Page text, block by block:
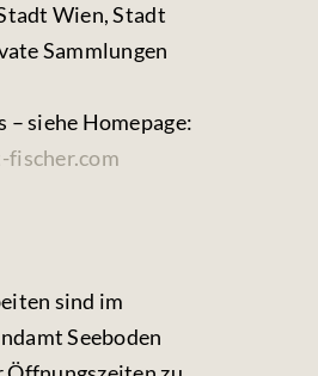
Wien, Stadt
Sammlungen
– siehe Homepage:
sind im
Seeboden